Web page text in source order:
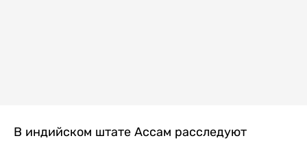
В индийском штате Ассам расследуют